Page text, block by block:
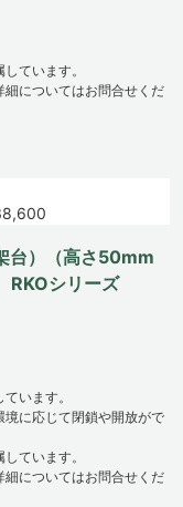
ています。
についてはお問合せくだ
台）（高さ50mm
RKOシリーズ
います。
に応じて閉鎖や開放がで
ています。
についてはお問合せくだ